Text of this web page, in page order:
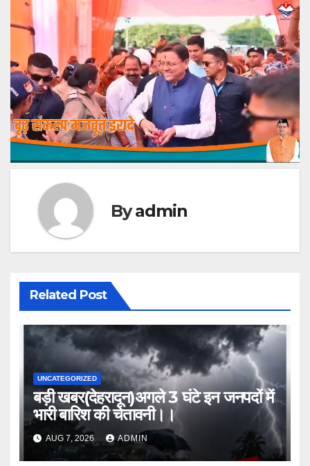
Byadmin
Related Post
UNCATEGORIZED
बड़ी खबर(देहरादून)अगले 3 घंटे इन जनपदों में
भारी बारिश की चेतावनी।।
AUG 7, 2026 ADMIN